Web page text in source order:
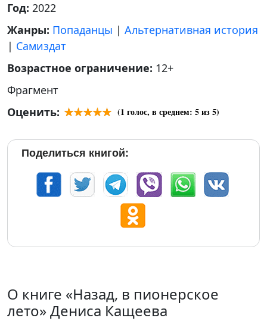
Год: 2022
Жанры: Попаданцы | Альтернативная история
| Самиздат
Возрастное ограничение: 12+
Фрагмент
Оценить:
(1 голос, в среднем: 5из 5)
Поделиться книгой:
О книге «Назад, в пионерское
лето» Дениса Кащеева